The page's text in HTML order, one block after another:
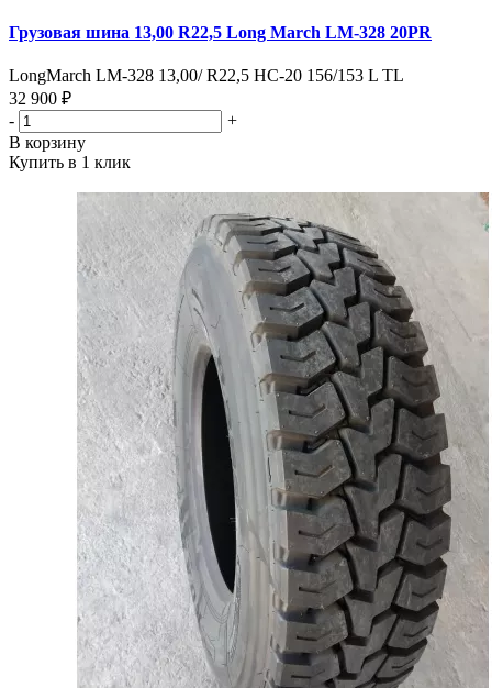
Грузовая шина 13,00 R22,5 Long March LM-328 20PR
LongMarch LM-328 13,00/ R22,5 HC-20 156/153 L TL
32 900 ₽
-
+
В корзину
Купить в 1 клик